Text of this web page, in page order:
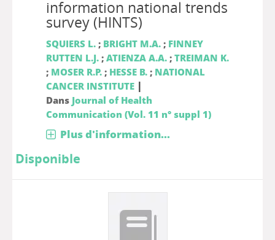
information national trends
survey (HINTS)
SQUIERS L.; BRIGHT M.A.; FINNEY
RUTTEN L.J.; ATIENZA A.A.; TREIMAN K.
; MOSER R.P.; HESSE B.; NATIONAL
CANCER INSTITUTE |
Dans Journal of Health
Communication (Vol. 11 n° suppl 1)
Plus d'information...
Disponible